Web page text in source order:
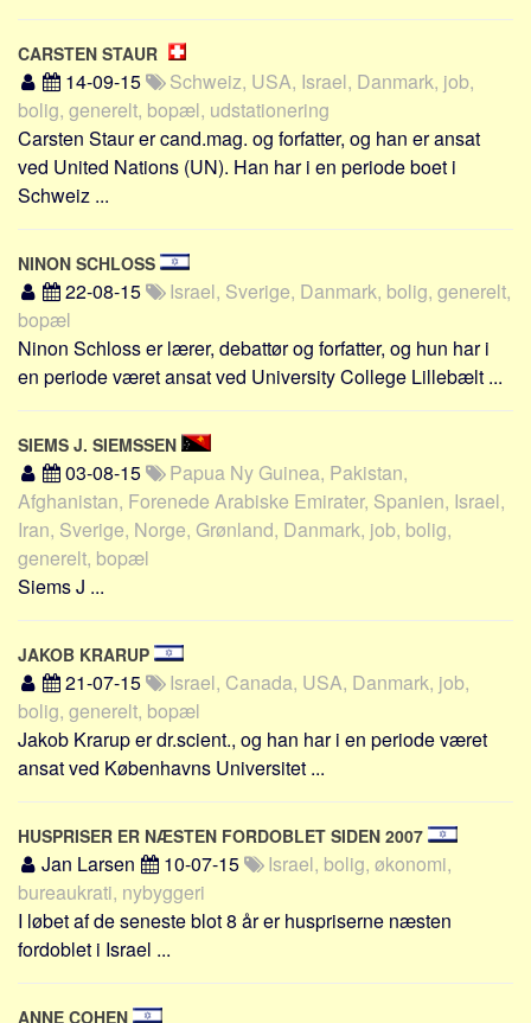
CARSTEN STAUR
14-09-15
Schweiz, USA, Israel, Danmark, job,
bolig, generelt, bopæl, udstationering
Carsten Staur er cand.mag. og forfatter, og han er ansat
ved United Nations (UN). Han har i en periode boet i
Schweiz ...
NINON SCHLOSS
22-08-15
Israel, Sverige, Danmark, bolig, generelt,
bopæl
Ninon Schloss er lærer, debattør og forfatter, og hun har i
en periode været ansat ved University College Lillebælt ...
SIEMS J. SIEMSSEN
03-08-15
Papua Ny Guinea, Pakistan,
Afghanistan, Forenede Arabiske Emirater, Spanien, Israel,
Iran, Sverige, Norge, Grønland, Danmark, job, bolig,
generelt, bopæl
Siems J ...
JAKOB KRARUP
21-07-15
Israel, Canada, USA, Danmark, job,
bolig, generelt, bopæl
Jakob Krarup er dr.scient., og han har i en periode været
ansat ved Københavns Universitet ...
HUSPRISER ER NÆSTEN FORDOBLET SIDEN 2007
Jan Larsen 10-07-15
Israel, bolig, økonomi,
bureaukrati, nybyggeri
I løbet af de seneste blot 8 år er huspriserne næsten
fordoblet i Israel ...
ANNE COHEN